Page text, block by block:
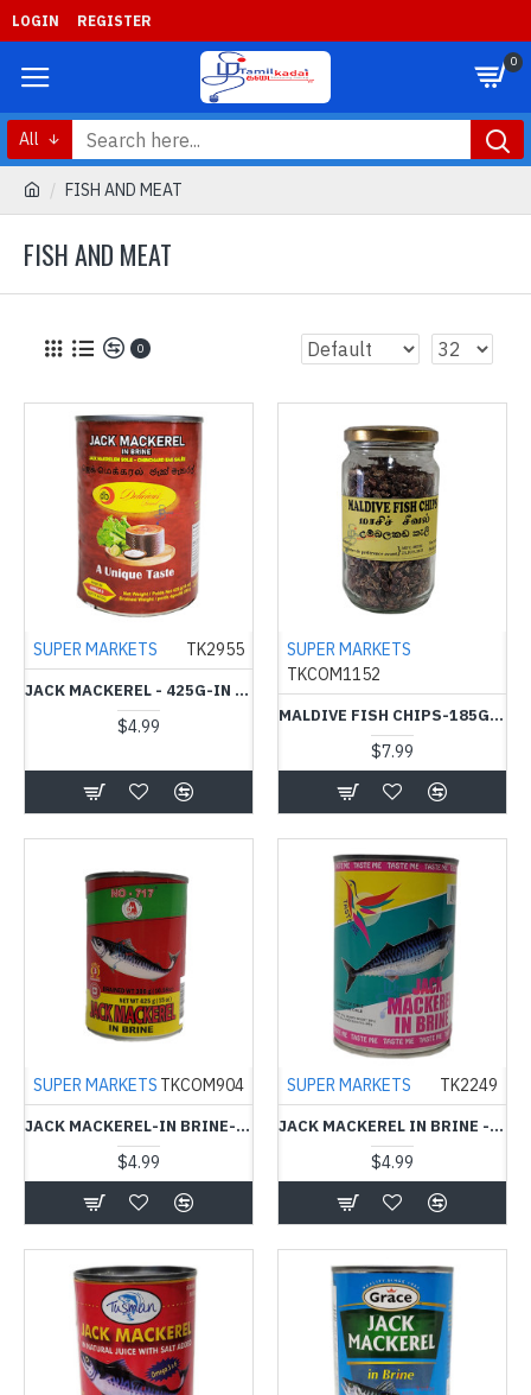
LOGIN REGISTER
0
All
FISH AND MEAT
FISH AND MEAT
0
SUPER MARKETS TK2955
JACK MACKEREL - 425G-IN BRINE - DB-VAANIY BRAND -மீன் டின்
$4.99
SUPER MARKETS
TKCOM1152
MALDIVE FISH CHIPS-185G - மாசி சீவல்
$7.99
SUPER MARKETS TKCOM904
JACK MACKEREL-IN BRINE-425G-717-மீன் டின்
$4.99
SUPER MARKETS TK2249
JACK MACKEREL IN BRINE - டின் மீன்
$4.99